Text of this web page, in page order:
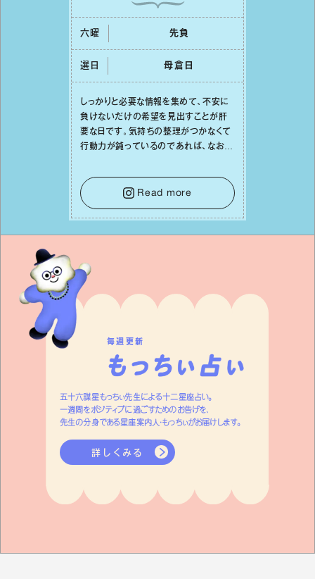
六曜 先負
選日 ⺟倉⽇
しっかりと必要な情報を集めて、不安に
負けないだけの希望を⾒出すことが肝
要な⽇です。気持ちの整理がつかなくて
⾏動⼒が鈍っているのであれば、なおさ
を踏み出すのに役⽴つはず。また、広い
意味での「癒し」や「治療」が必要な⽇で
もあり、特に⼈間関係の改善は課題の⼀
つです。
Read more
毎週更新
五十六謀星もっちぃ先生による十二星座占い。
一週間をポジティブに過ごすためのお告げを、
先生の分身である星座案内人・もっちぃがお届けします。
詳しくみる